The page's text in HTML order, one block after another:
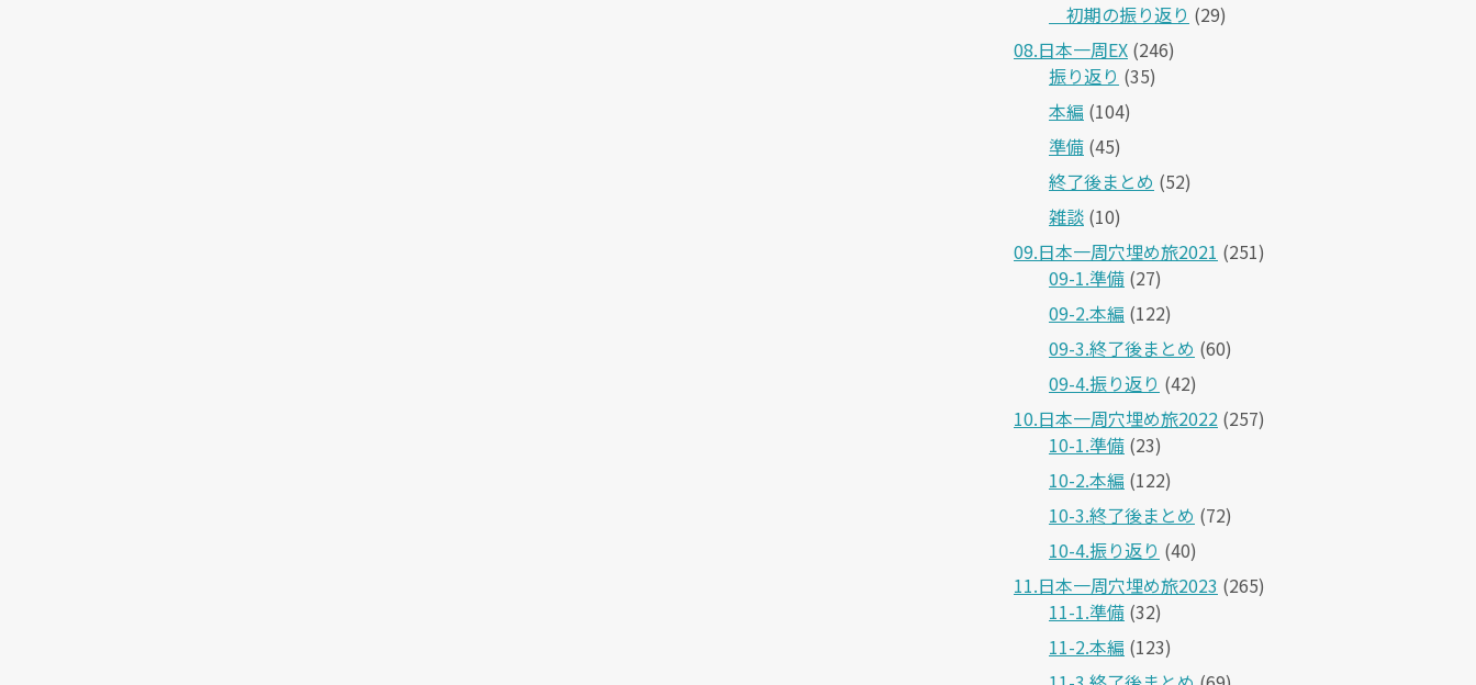
＿初期の振り返り (29)
08.日本一周EX (246)
振り返り (35)
本編 (104)
準備 (45)
終了後まとめ (52)
雑談 (10)
09.日本一周穴埋め旅2021 (251)
09-1.準備 (27)
09-2.本編 (122)
09-3.終了後まとめ (60)
09-4.振り返り (42)
10.日本一周穴埋め旅2022 (257)
10-1.準備 (23)
10-2.本編 (122)
10-3.終了後まとめ (72)
10-4.振り返り (40)
11.日本一周穴埋め旅2023 (265)
11-1.準備 (32)
11-2.本編 (123)